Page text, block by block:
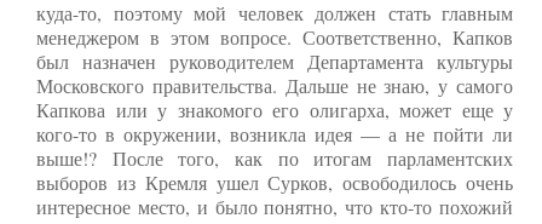
куда-то, поэтому мой человек должен стать главным
менеджером в этом вопросе. Соответственно, Капков
был назначен руководителем Департамента культуры
Московского правительства. Дальше не знаю, у самого
Капкова или у знакомого его олигарха, может еще у
кого-то в окружении, возникла идея — а не пойти ли
выше!? После того, как по итогам парламентских
выборов из Кремля ушел Сурков, освободилось очень
интересное место, и было понятно, что кто-то похожий